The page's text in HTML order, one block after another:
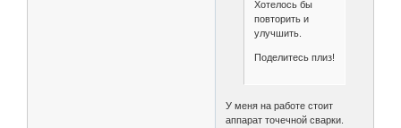
Хотелось бы
повторить и
улучшить.
Поделитесь плиз!
У меня на работе стоит
аппарат точечной сварки.